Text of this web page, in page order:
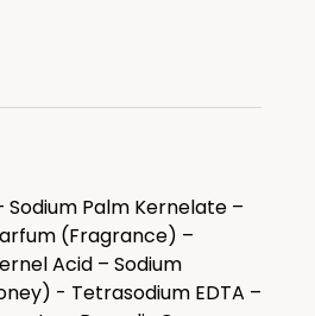
Sodium Palm Kernelate –
(Fragrance) –
Acid – Sodium
- Tetrasodium EDTA –